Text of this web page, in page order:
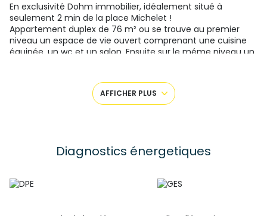
En exclusivité Dohm immobilier, idéalement situé à
seulement 2 min de la place Michelet !
Appartement duplex de 76 m² ou se trouve au premier
niveau un espace de vie ouvert comprenant une cuisine
équipée, un wc et un salon. Ensuite sur le méme niveau un
privatif , une suite parentale avec salle de douche, wc et
dressing. Appartement trés lumineux, chauffage individuel
Numéro de carte professionnelle CPI 4302 2021 000 000
AFFICHER PLUS
Diagnostics énergetiques